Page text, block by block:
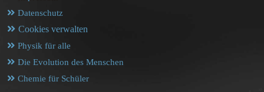
Datenschutz
Cookies verwalten
Physik für alle
Die Evolution des Menschen
Chemie für Schüler